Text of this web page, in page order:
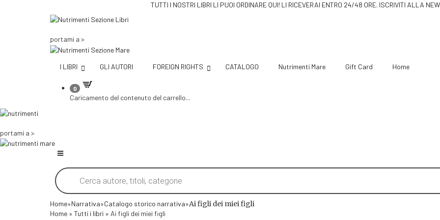
TUTTI I NOSTRI LIBRI LI PUOI ORDINARE QUI! LI RICEVERAI ENTRO 24/48
portami a >
I LIBRI GLI AUTORI FOREIGN RIGHTS CATALOGO Nutrimenti Mare Gift Card Home
0
Caricamento del contenuto del carrello...
portami a >
Products
search
Home»Narrativa»Catalogo storico narrativa»Ai figli dei miei figli
Home » Tutti i libri » Ai figli dei miei figli